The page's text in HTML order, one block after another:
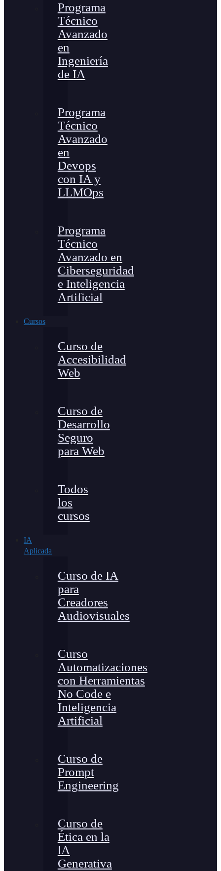
Programa
Técnico
Avanzado
en
Ingeniería
de IA
Programa
Técnico
Avanzado
en
Devops
con IA y
LLMOps
Programa
Técnico
Avanzado en
Ciberseguridad
e Inteligencia
Artificial
Cursos
Curso de
Accesibilidad
Web
Curso de
Desarrollo
Seguro
para Web
Todos
los
cursos
IA
Aplicada
Curso de IA
para
Creadores
Audiovisuales
Curso
Automatizaciones
con Herramientas
No Code e
Inteligencia
Artificial
Curso de
Prompt
Engineering
Curso de
Ética en la
lA
Generativa